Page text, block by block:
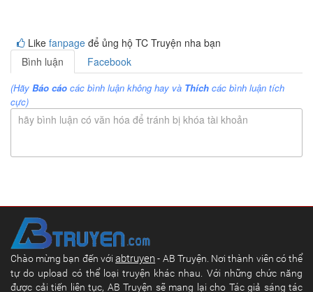
Like fanpage để ủng hộ TC Truyện nha bạn
Bình luận
Facebook
(Hãy Báo cáo các bình luận không hay và Thích các bình luận tích
cực)
hãy bình luận có văn hóa để tránh bị khóa tài khoản
Chào mừng bạn đến vớiabtruyen- AB Truyện. Nơi thành viên có thể
tự do upload có thể loại truyện khác nhau. Với những chức năng
được cải tiến liên tục, AB Truyện sẽ mang lại cho Tác giả sáng tác